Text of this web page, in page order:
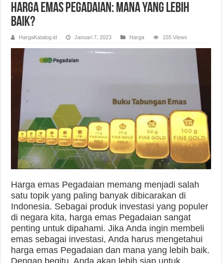
Harga Emas Pegadaian: Mana yang Lebih
Baik?
HargaKatalog.id Januari 7, 2023 Harga 155 Views
Harga emas Pegadaian memang menjadi salah
satu topik yang paling banyak dibicarakan di
Indonesia. Sebagai produk investasi yang populer
di negara kita, harga emas Pegadaian sangat
penting untuk dipahami. Jika Anda ingin membeli
emas sebagai investasi, Anda harus mengetahui
harga emas Pegadaian dan mana yang lebih baik.